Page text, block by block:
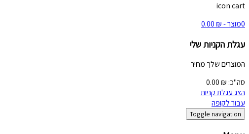
icon cart
0מוצר - 0.00 ₪
עגלת הקניות שלי
המוצרים שלך מחיר
סה"כ:
0.00 ₪
הצג עגלת קניות
עבור לקופה
Toggle navigation